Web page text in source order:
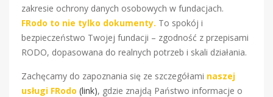
zakresie ochrony danych osobowych w fundacjach.
FRodo to nie tylko dokumenty. To spokój i
bezpieczeństwo Twojej fundacji – zgodność z przepisami
RODO, dopasowana do realnych potrzeb i skali działania.
Zachęcamy do zapoznania się ze szczegółami naszej
usługi FRodo (link), gdzie znajdą Państwo informacje o